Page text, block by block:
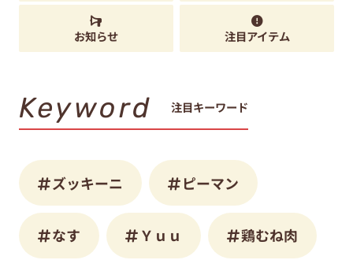
お知らせ 注目アイテム
Keyword 注目キーワード
ズッキーニ ピーマン
なす Ｙｕｕ 鶏むね肉